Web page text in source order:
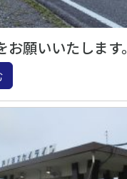
お願いいたします。